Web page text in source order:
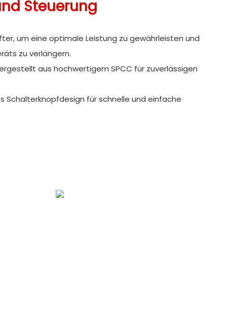
Steuerung
um eine optimale Leistung zu gewährleisten und
zu verlängern.
aus hochwertigem SPCC für zuverlässigen
Schalterknopfdesign für schnelle und einfache